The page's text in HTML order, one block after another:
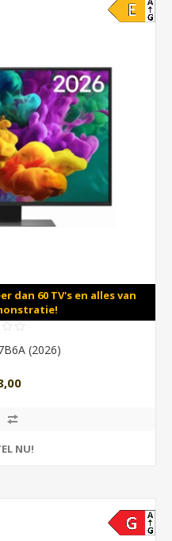
dan 60 TV's en alles van
(2026)
NU!